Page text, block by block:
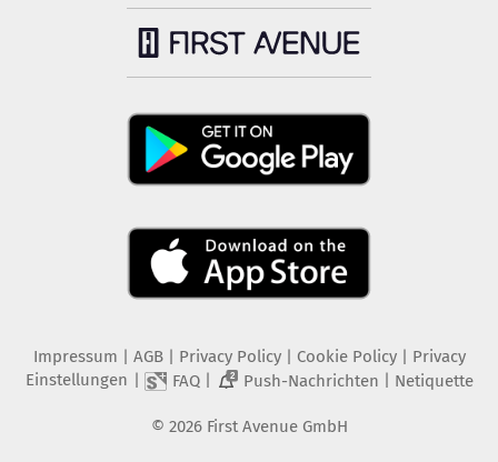
Impressum AGB Privacy Policy| Cookie Policy| Privacy
Einstellungen
FAQ| 2 Push-Nachrichten Netiquette
© 2026 First Avenue GmbH